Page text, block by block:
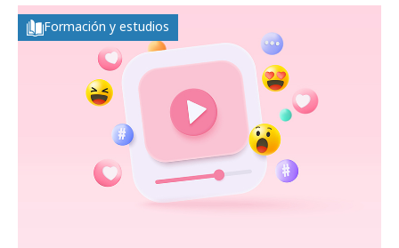
Formación y estudios